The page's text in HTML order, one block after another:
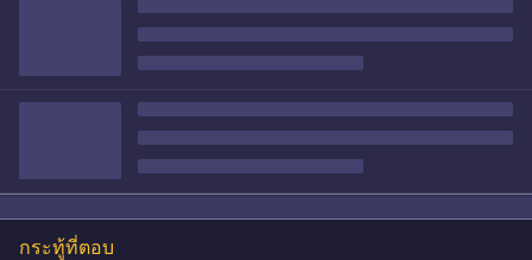
กระทู้ที่ตอบ